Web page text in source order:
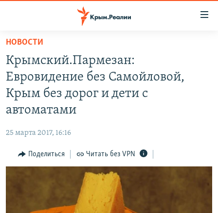
Вернуться
основному
содержанию
Вернутся
главной
Вернутся
поиску
СПЕЦПРОЕКТЫ
ВОДА
ИНТЕРАКТИВ
ИНФОГРАФИКА
ТЕЛЕПРОЕКТ КРЫМ.РЕАЛИИ
СОВЕТЫ ПРАВОЗАЩИТНИКОВ
ПРОПАВШИЕ БЕЗ ВЕСТИ
РАДІО СВОБОДА
КАК ОБОЙТИ БЛОКИРОВКУ
НОВОСТИ
Крымский.Пармезан:
Евровидение без Самойловой,
Крым без дорог и дети с
автоматами
25 марта 2017, 16:16
Поделиться Читать без VPN